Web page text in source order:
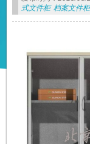
式文件柜 档案文件柜